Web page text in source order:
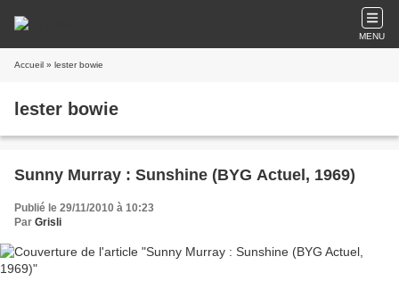
MENU
Accueil » lester bowie
lester bowie
Sunny Murray : Sunshine (BYG Actuel, 1969)
Publié le 29/11/2010 à 10:23
Par Grisli